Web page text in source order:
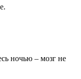
ночью – мозг не